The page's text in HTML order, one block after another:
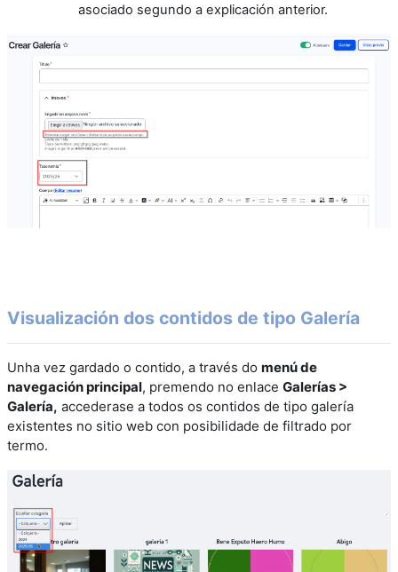
asociado segundo a explicación anterior.
Visualización dos contidos de tipo Galería
Unha vez gardado o contido, a través do menú de
navegación principal, premendo no enlace Galerías >
Galería, accederase a todos os contidos de tipo galería
existentes no sitio web con posibilidade de filtrado por
termo.